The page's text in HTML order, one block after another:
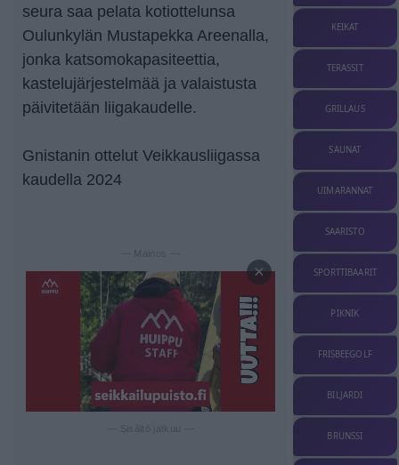
seura saa pelata kotiottelunsa
Oulunkylän Mustapekka Areenalla,
jonka katsomokapasiteettia,
kastelujärjestelmää ja valaistusta
päivitetään liigakaudelle.
Gnistanin ottelut Veikkausliigassa
kaudella 2024
— Mainos —
×
KEIKAT
TERASSIT
GRILLAUS
SAUNAT
UIMARANNAT
SAARISTO
SPORTTIBAARIT
PIKNIK
FRISBEEGOLF
BILJARDI
BRUNSSI